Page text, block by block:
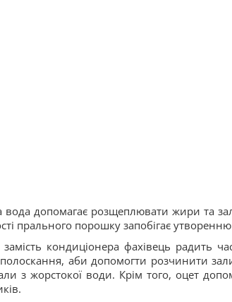
вода допомагає розщеплювати жири та
прального порошку запобігає
кондиціонера фахівець радить
полоскання, аби допомогти розчинити
з жорстокої води. Крім того, оцет